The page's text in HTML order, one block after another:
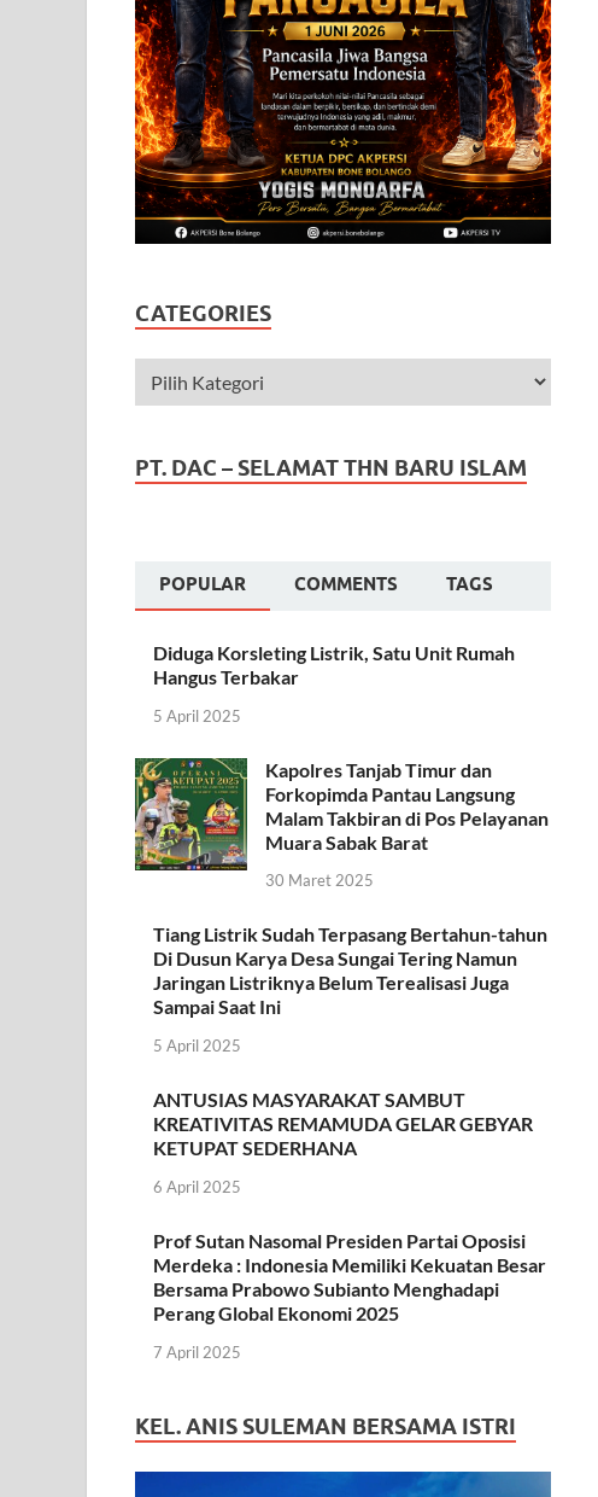
CATEGORIES
PT. DAC – SELAMAT THN BARU ISLAM
POPULAR COMMENTS TAGS
Diduga Korsleting Listrik, Satu Unit Rumah
Hangus Terbakar
5 April 2025
Kapolres Tanjab Timur dan
Forkopimda Pantau Langsung
Malam Takbiran di Pos Pelayanan
Muara Sabak Barat
30 Maret 2025
Tiang Listrik Sudah Terpasang Bertahun-tahun
Di Dusun Karya Desa Sungai Tering Namun
Jaringan Listriknya Belum Terealisasi Juga
Sampai Saat Ini
5 April 2025
ANTUSIAS MASYARAKAT SAMBUT
KREATIVITAS REMAMUDA GELAR GEBYAR
KETUPAT SEDERHANA
6 April 2025
Prof Sutan Nasomal Presiden Partai Oposisi
Merdeka : Indonesia Memiliki Kekuatan Besar
Bersama Prabowo Subianto Menghadapi
Perang Global Ekonomi 2025
7 April 2025
KEL. ANIS SULEMAN BERSAMA ISTRI